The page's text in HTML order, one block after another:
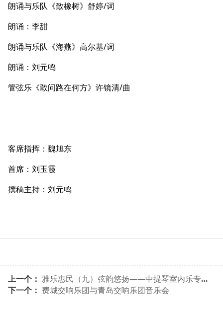
朗诵与乐队《致橡树》舒婷/词
朗诵：李甜
朗诵与乐队《海燕》高尔基/词
朗诵：刘元鸣
管弦乐《敢问路在何方》许镜清/曲
客席指挥：魏旭东
首席：刘玉霞
撰稿主持：刘元鸣
上一个： 雅乐惠民（九）弦韵悠扬——中提琴室内乐专场音乐会
下一个： 费城交响乐团与青岛交响乐团音乐会